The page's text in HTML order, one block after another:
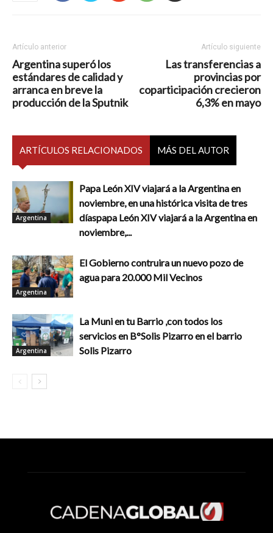
Artículo anterior
Argentina superó los
estándares de calidad y
arranca en breve la
producción de la Sputnik
Artículo siguiente
Las transferencias a
provincias por
coparticipación crecieron
6,3% en mayo
ARTÍCULOS RELACIONADOS MÁS DEL AUTOR
Argentina
Papa León XIV viajará a la Argentina en
noviembre, en una histórica visita de tres
díaspapa León XIV viajará a la Argentina en
noviembre,...
Argentina
El Gobierno contruira un nuevo pozo de
agua para 20.000 Mil Vecinos
Argentina
La Muni en tu Barrio ,con todos los
servicios en B°Solis Pizarro en el barrio
Solis Pizarro